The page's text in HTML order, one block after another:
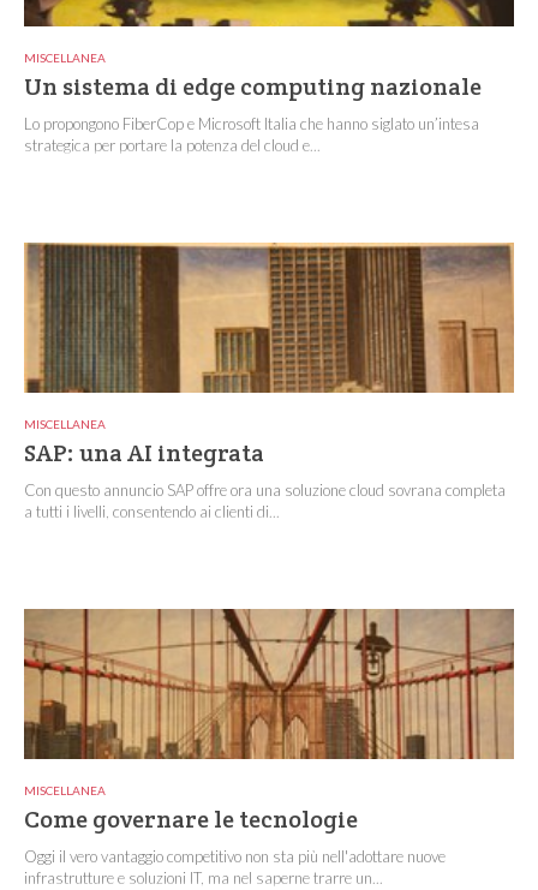
MISCELLANEA
Un sistema di edge computing nazionale
Lo propongono FiberCop e Microsoft Italia che hanno siglato un’intesa
strategica per portare la potenza del cloud e...
MISCELLANEA
SAP: una AI integrata
Con questo annuncio SAP offre ora una soluzione cloud sovrana completa
a tutti i livelli, consentendo ai clienti di...
MISCELLANEA
Come governare le tecnologie
Oggi il vero vantaggio competitivo non sta più nell'adottare nuove
infrastrutture e soluzioni IT, ma nel saperne trarre un...